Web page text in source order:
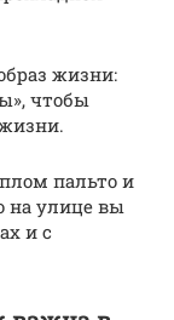
жизни:
чтобы
пальто и
на улице вы
и с